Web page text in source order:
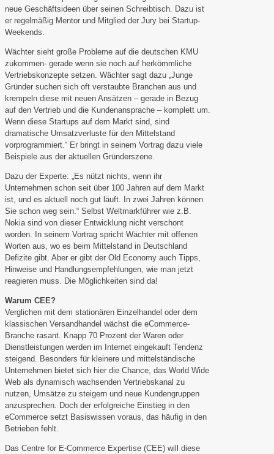
neue Geschäftsideen über seinen Schreibtisch. Dazu ist
er regelmäßig Mentor und Mitglied der Jury bei Startup-
Weekends.
Wächter sieht große Probleme auf die deutschen KMU
zukommen- gerade wenn sie noch auf herkömmliche
Vertriebskonzepte setzen. Wächter sagt dazu „Junge
Gründer suchen sich oft verstaubte Branchen aus und
krempeln diese mit neuen Ansätzen – gerade in Bezug
auf den Vertrieb und die Kundenansprache – komplett um.
Wenn diese Startups auf dem Markt sind, sind
dramatische Umsatzverluste für den Mittelstand
vorprogrammiert.“ Er bringt in seinem Vortrag dazu viele
Beispiele aus der aktuellen Gründerszene.
Dazu der Experte: „Es nützt nichts, wenn ihr
Unternehmen schon seit über 100 Jahren auf dem Markt
ist, und es aktuell noch gut läuft. In zwei Jahren können
Sie schon weg sein.“ Selbst Weltmarkführer wie z.B.
Nokia sind von dieser Entwicklung nicht verschont
worden. In seinem Vortrag spricht Wächter mit offenen
Worten aus, wo es beim Mittelstand in Deutschland
Defizite gibt. Aber er gibt der Old Economy auch Tipps,
Hinweise und Handlungsempfehlungen, wie man jetzt
reagieren muss. Die Möglichkeiten sind da!
Warum CEE?
Verglichen mit dem stationären Einzelhandel oder dem
klassischen Versandhandel wächst die eCommerce-
Branche rasant. Knapp 70 Prozent der Waren oder
Dienstleistungen werden im Internet eingekauft Tendenz
steigend. Besonders für kleinere und mittelständische
Unternehmen bietet sich hier die Chance, das World Wide
Web als dynamisch wachsenden Vertriebskanal zu
nutzen, Umsätze zu steigern und neue Kundengruppen
anzusprechen. Doch der erfolgreiche Einstieg in den
eCommerce setzt Basiswissen voraus, das häufig in den
Betrieben fehlt.
Das Centre for E-Commerce Expertise (CEE) will diese